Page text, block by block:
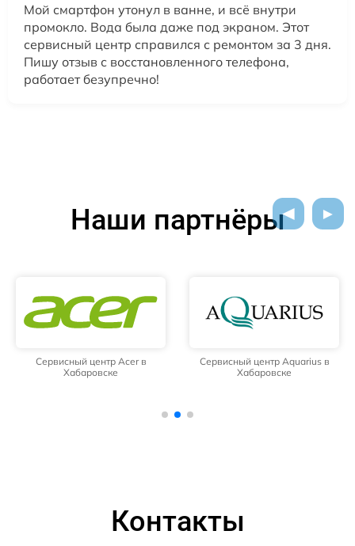
Мой смартфон утонул в ванне, и всё внутри
промокло. Вода была даже под экраном. Этот
сервисный центр справился с ремонтом за 3 дня.
Пишу отзыв с восстановленного телефона,
работает безупречно!
Наши партнёры
Сервисный центр Acer в
Хабаровске
Сервисный центр Aquarius в
Хабаровске
Контакты